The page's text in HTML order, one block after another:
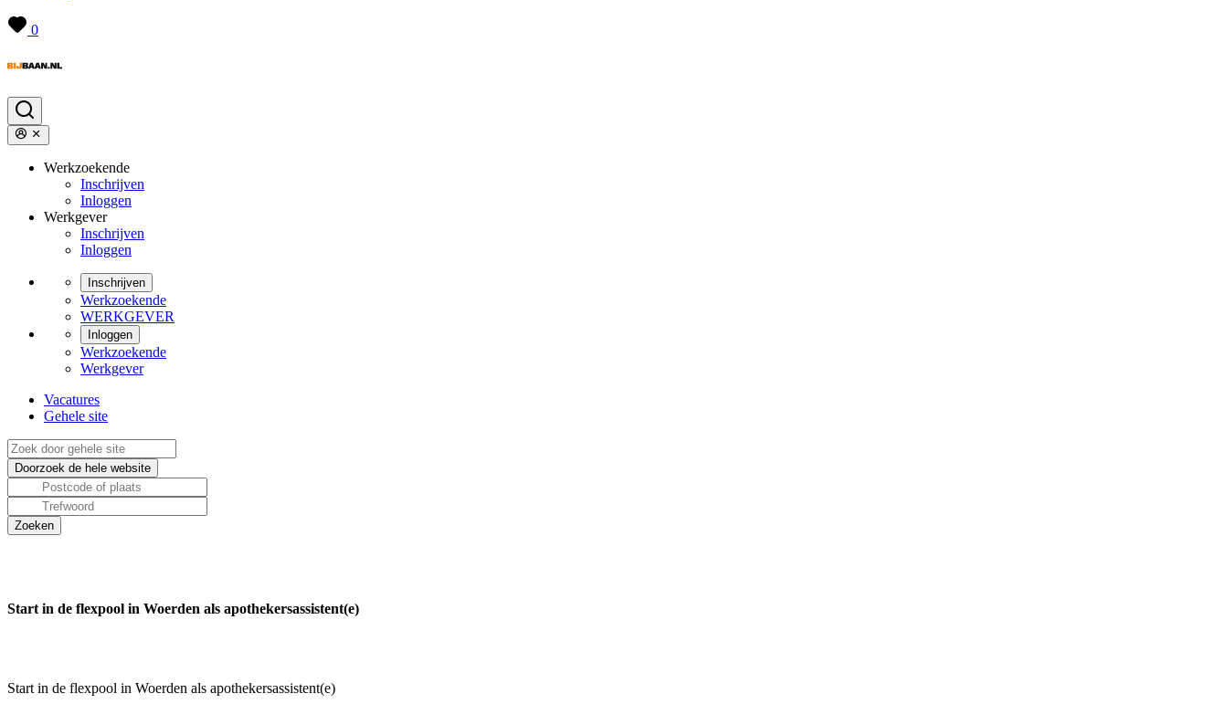
0
Werkzoekende
Inschrijven
Inloggen
Werkgever
Inschrijven
Inloggen
Inschrijven
Werkzoekende
WERKGEVER
Inloggen
Werkzoekende
Werkgever
Vacatures
Gehele site
Start in de flexpool in Woerden als apothekersassistent(e)
Start in de flexpool in Woerden als apothekersassistent(e)